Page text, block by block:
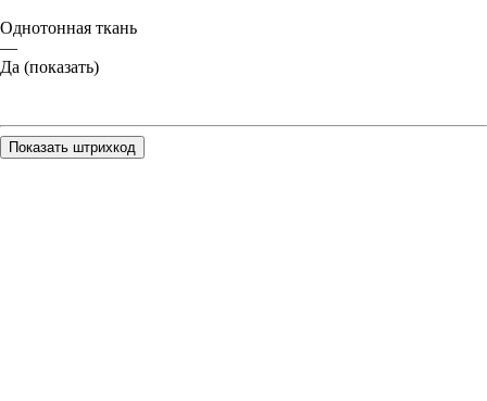
Однотонная ткань
—
Да (показать)
Показать штрихкод